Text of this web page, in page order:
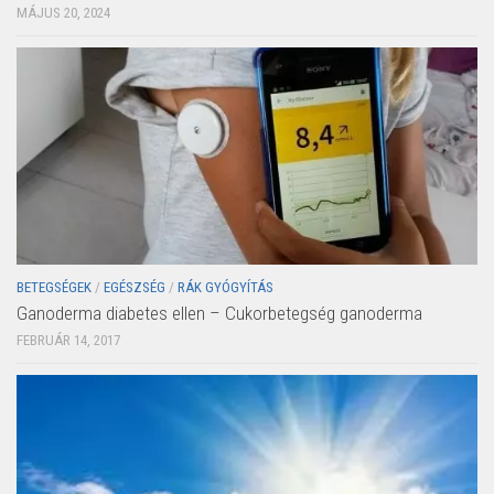
MÁJUS 20, 2024
BETEGSÉGEK / EGÉSZSÉG / RÁK GYÓGYÍTÁS
Ganoderma diabetes ellen – Cukorbetegség ganoderma
FEBRUÁR 14, 2017